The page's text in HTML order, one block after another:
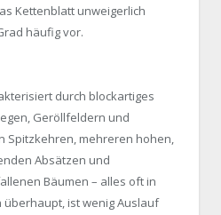
Kettenblatt unweigerlich
häufig vor.
durch blockartiges
Geröllfeldern und
Spitzkehren, mehreren hohen,
Absätzen und
Bäumen – alles oft in
überhaupt, ist wenig Auslauf